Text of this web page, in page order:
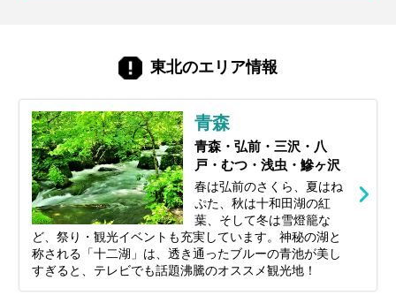
東北のエリア情報
青森
青森・弘前・三沢・八
戸・むつ・浅虫・鰺ヶ沢
春は弘前のさくら、夏はね
ぷた、秋は十和田湖の紅
葉、そして冬は雪燈籠な
ど、祭り・観光イベントも充実しています。神秘の湖と
称される「十二湖」は、透き通ったブルーの青池が美し
すぎると、テレビでも話題沸騰のオススメ観光地！